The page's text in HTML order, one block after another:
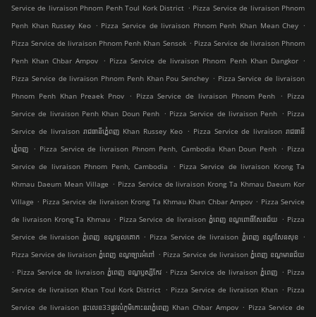
Service de livraison Phnom Penh Toul Kork District . Pizza Service de livraison Phnom
Penh Khan Russey Keo . Pizza Service de livraison Phnom Penh Khan Mean Chey .
Pizza Service de livraison Phnom Penh Khan Sensok . Pizza Service de livraison Phnom
Penh Khan Chbar Ampov
. Pizza Service de livraison Phnom Penh Khan Dangkor .
Pizza Service de livraison Phnom Penh Khan Pou Senchey . Pizza Service de livraison
Phnom Penh Khan Preaek Pnov
. Pizza Service de livraison Phnom Penh . Pizza
Service de livraison Penh Khan Doun Penh . Pizza Service de livraison Penh . Pizza
Service de livraison រាជធានីភ្នំេពញ Khan Russey Keo . Pizza Service de livraison រាជធានី
ភ្នំេពញ
. Pizza Service de livraison Phnom Penh, Cambodia Khan Doun Penh . Pizza
Service de livraison Phnom Penh, Cambodia
. Pizza Service de livraison Krong Ta
Khmau Daeum Mean Village . Pizza Service de livraison Krong Ta Khmau Daeum Kor
Village . Pizza Service de livraison Krong Ta Khmau Khan Chbar Ampov . Pizza Service
de livraison Krong Ta Khmau . Pizza Service de livraison ភ្នំពេញ ខណ្ឌ​ពោធិ៍សែនជ័យ . Pizza
Service de livraison ភ្នំពេញ ខណ្ឌទួលគោក . Pizza Service de livraison ភ្នំពេញ ខណ្ឌ​សែនសុខ .
Pizza Service de livraison ភ្នំពេញ ខណ្ឌច្បារអំពៅ . Pizza Service de livraison ភ្នំពេញ ខណ្ឌមានជ័យ
. Pizza Service de livraison ភ្នំពេញ ខណ្ឌ​ឫស្សីកែវ . Pizza Service de livraison ភ្នំពេញ . Pizza
Service de livraison Khan Toul Kork District . Pizza Service de livraison Khan . Pizza
Service de livraison ផ្ទះលេខ33ផ្លូវលំភូមិកោះនរាភ្នំពេញ Khan Chbar Ampov . Pizza Service de